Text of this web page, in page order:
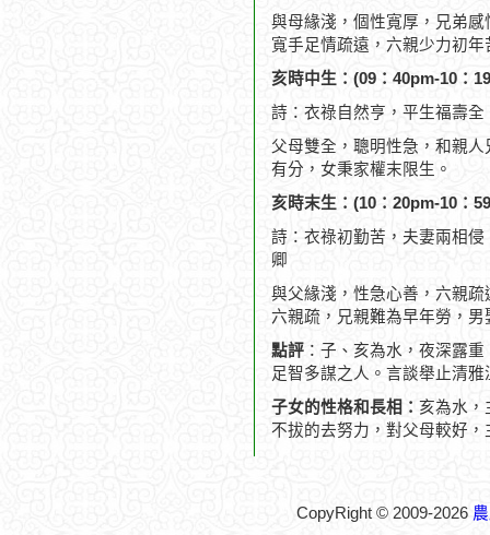
與母緣淺，個性寬厚，兄弟
寬手足情疏遠，六親少力初
亥時中生：(09：40pm-10：
詩：衣祿自然亨，平生福壽
父母雙全，聰明性急，和親
有分，女秉家權末限生。
亥時末生：(10：20pm-10：
詩：衣祿初勤苦，夫妻兩相
卿
與父緣淺，性急心善，六親
六親疏，兄親難為早年勞，男
點評 ：子、亥為水，夜深露
足智多謀之人。言談舉止清
子女的性格和長相： 亥為水，
不拔的去努力，對父母較好
CopyRight © 2009-2026